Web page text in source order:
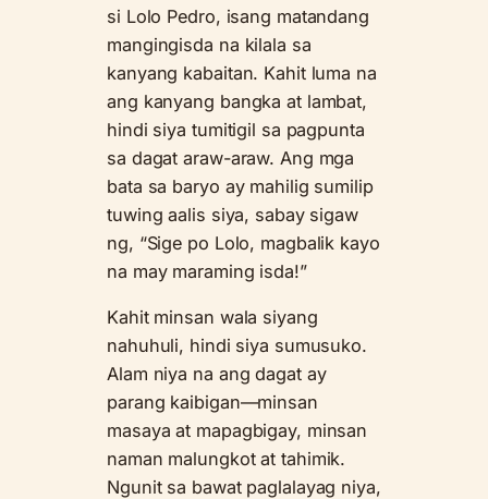
si Lolo Pedro, isang matandang
mangingisda na kilala sa
kanyang kabaitan. Kahit luma na
ang kanyang bangka at lambat,
hindi siya tumitigil sa pagpunta
sa dagat araw-araw. Ang mga
bata sa baryo ay mahilig sumilip
tuwing aalis siya, sabay sigaw
ng, “Sige po Lolo, magbalik kayo
na may maraming isda!”
Kahit minsan wala siyang
nahuhuli, hindi siya sumusuko.
Alam niya na ang dagat ay
parang kaibigan—minsan
masaya at mapagbigay, minsan
naman malungkot at tahimik.
Ngunit sa bawat paglalayag niya,